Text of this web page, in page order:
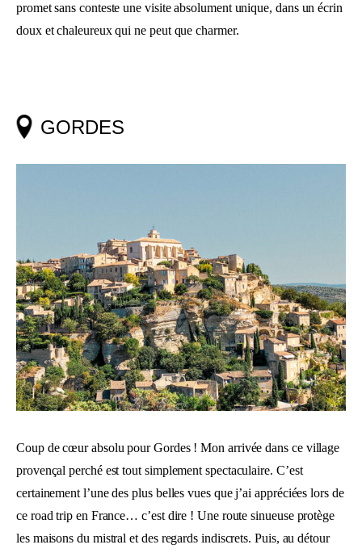
promet sans conteste une visite absolument unique, dans un écrin
doux et chaleureux qui ne peut que charmer.
GORDES
Coup de cœur absolu pour Gordes ! Mon arrivée dans ce village
provençal perché est tout simplement spectaculaire. C’est
certainement l’une des plus belles vues que j’ai appréciées lors de
ce road trip en France… c’est dire ! Une route sinueuse protège
les maisons du mistral et des regards indiscrets. Puis, au détour